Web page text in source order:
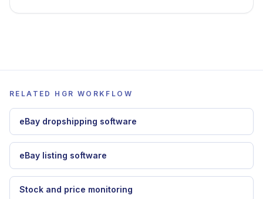
RELATED HGR WORKFLOW
eBay dropshipping software
eBay listing software
Stock and price monitoring